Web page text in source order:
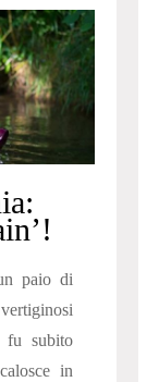
paio di
fu subito
in